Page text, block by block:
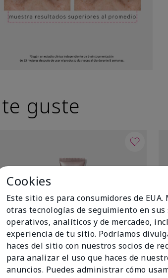
guste
Cookies
Este sitio es para consumidores de
otras tecnologías de seguimiento en
operativos, analíticos y de mercadeo,
experiencia de tu sitio. Podríamos
haces del sitio con nuestros socios de
para analizar el uso que haces de
anuncios. Puedes administrar cómo